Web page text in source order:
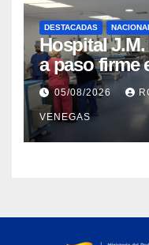
DESTACADAS
Hospital
a paso firme
tras los
sísmicos
05/08/2026
VENEGAS